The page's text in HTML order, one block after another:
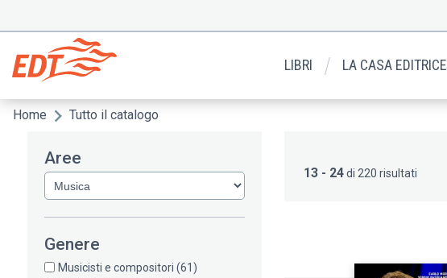
contenuto
principale
Menu
secondario
LIBRI LA CASA EDITRICE
Briciole
pane
Home Tutto il catalogo
Aree
Genere
Musicisti e compositori (61)
13 - 24di 220 risultati